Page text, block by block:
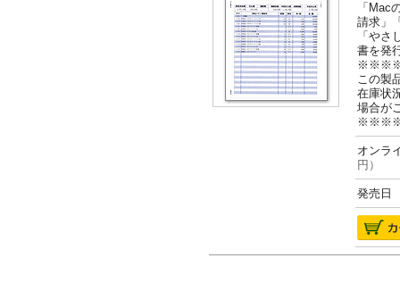
「Mac
請求」
「や
書を発
この製
在庫状
場合が
オン
円）
発売日